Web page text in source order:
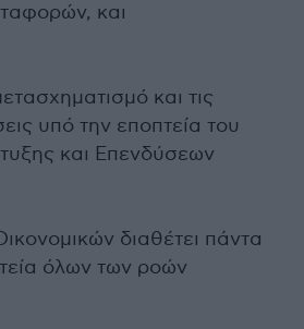
και
και τις
υπό την εποπτεία του
και Επενδύσεων
διαθέτει πάντα
όλων των ροών